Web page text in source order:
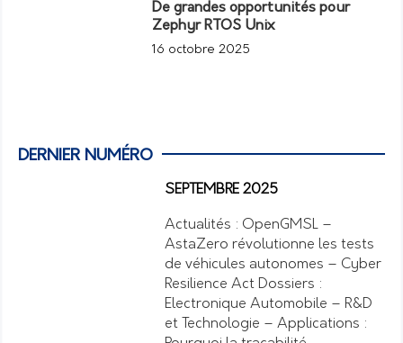
De grandes opportunités pour
Zephyr RTOS Unix
16 octobre 2025
DERNIER NUMÉRO
SEPTEMBRE 2025
Actualités : OpenGMSL –
AstaZero révolutionne les tests
de véhicules autonomes – Cyber
Resilience Act Dossiers :
Electronique Automobile – R&D
et Technologie – Applications :